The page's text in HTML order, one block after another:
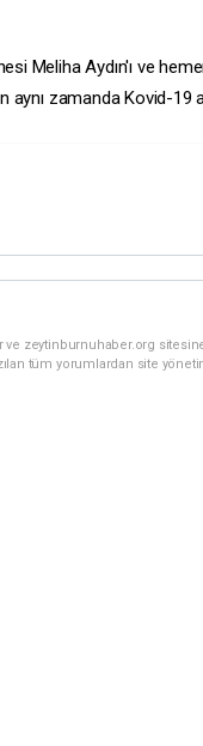
Meliha Aydın'ı ve
aynı zamanda Kovid-19
zeytinburnuhaber.org
tüm yorumlardan site